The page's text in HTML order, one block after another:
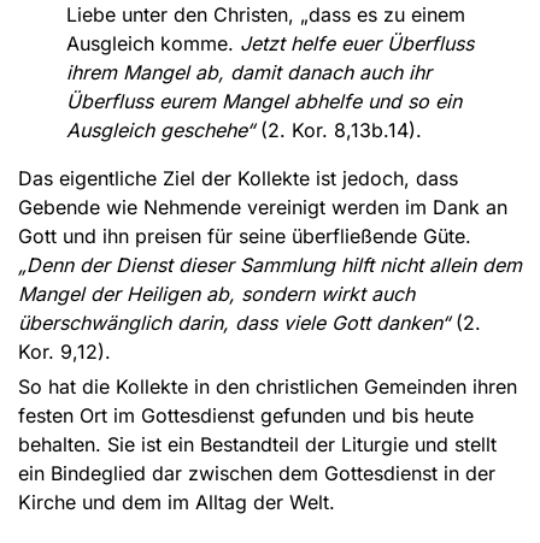
Liebe unter den Christen, „dass es zu einem
Ausgleich komme. Jetzt helfe euer Überfluss
ihrem Mangel ab, damit danach auch ihr
Überfluss eurem Mangel abhelfe und so ein
Ausgleich geschehe“(2. Kor. 8,13b.14).
Das eigentliche Ziel der Kollekte ist jedoch, dass
Gebende wie Nehmende vereinigt werden im Dank an
Gott und ihn preisen für seine überfließende Güte.
„Denn der Dienst dieser Sammlung hilft nicht allein dem
Mangel der Heiligen ab, sondern wirkt auch
überschwänglich darin, dass viele Gott danken“(2.
Kor. 9,12).
So hat die Kollekte in den christlichen Gemeinden ihren
festen Ort im Gottesdienst gefunden und bis heute
behalten. Sie ist ein Bestandteil der Liturgie und stellt
ein Bindeglied dar zwischen dem Gottesdienst in der
Kirche und dem im Alltag der Welt.